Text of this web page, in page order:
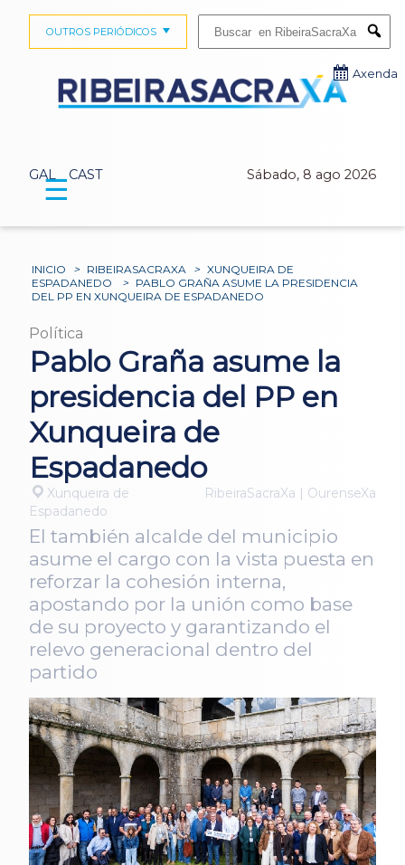
GAL CAST Sábado, 8 ago 2026
OUTROS PERIÓDICOS
Axenda
☰
INICIO > RIBEIRASACRAXA > XUNQUEIRA DE
ESPADANEDO
> PABLO GRAÑA ASUME LA PRESIDENCIA
DEL PP EN XUNQUEIRA DE ESPADANEDO
Política
Pablo Graña asume la
presidencia del PP en
Xunqueira de
Espadanedo
Xunqueira de
Espadanedo
RibeiraSacraXa | OurenseXa
El también alcalde del municipio
asume el cargo con la vista puesta en
reforzar la cohesión interna,
apostando por la unión como base
de su proyecto y garantizando el
relevo generacional dentro del
partido